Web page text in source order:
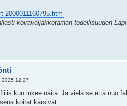
2000011160795.html
koiravaljakko­tarhan todelli­suuden
12:27
kun lukee näitä. Ja vielä se että nuo
koirat kärsivät.